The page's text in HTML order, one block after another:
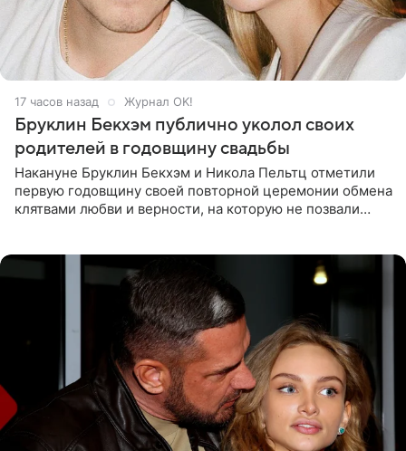
17 часов назад Журнал OK!
Бруклин Бекхэм публично уколол своих
родителей в годовщину свадьбы
Накануне Бруклин Бекхэм и Никола Пельтц отметили
первую годовщину своей повторной церемонии обмена
клятвами любви и верности, на которую не позвали